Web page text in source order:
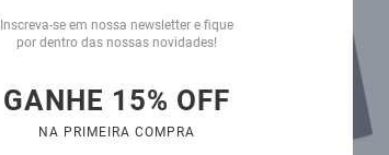
Inscreva-se em nossa newsletter e fique
por dentro das nossas novidades!
GANHE 15% OFF
NA PRIMEIRA COMPRA